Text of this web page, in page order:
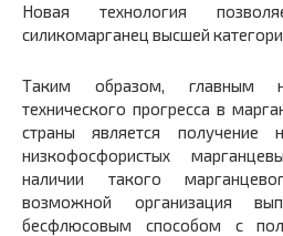
Новая технология
силикомарганец высшей
Таким образом, главным
технического прогресса в
страны является получение
низкофосфористых
наличии такого
возможной организация
бесфлюсовым способом с